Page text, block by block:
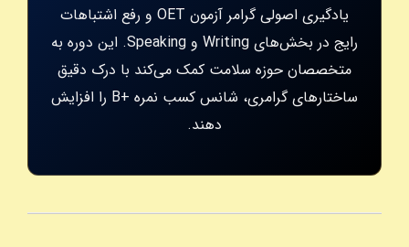
یادگیری اصولی گرامر آزمون OET و رفع اشتباهات
رایج در بخش‌های Writing و Speaking. این دوره به
متخصصان حوزه سلامت کمک می‌کند با درک دقیق
ساختارهای گرامری، شانس کسب نمره +B را افزایش
دهند.